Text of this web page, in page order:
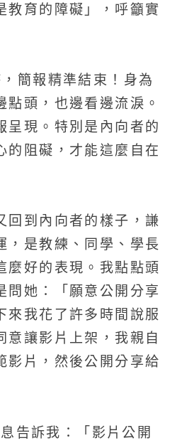
教育的障礙」，呼籲實
簡報精準結束！身為
點頭，也邊看邊流淚。
呈現。特別是內向者的
的阻礙，才能這麼自在
回到內向者的樣子，謙
，是教練、同學、學長
麼好的表現。我點點頭
問她：「願意公開分享
來我花了許多時間說服
意讓影片上架，我親自
影片，然後公開分享給
告訴我：「影片公開